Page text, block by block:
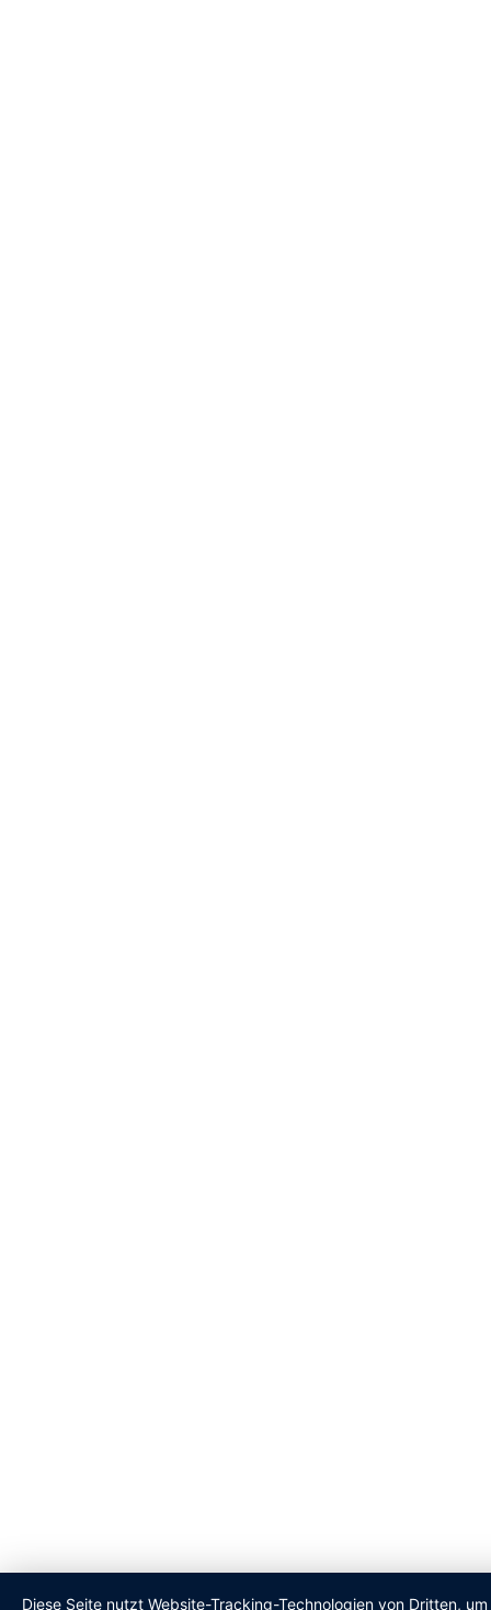
Diese Seite nutzt Website-Tracking-Technologien von Dritten,